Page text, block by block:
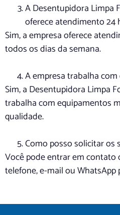
A Desentupidora Limpa
oferece atendimento 24
Sim, a empresa oferece
todos os dias da semana.
A empresa trabalha
Sim, a Desentupidora Limpa
trabalha com equipamentos
qualidade.
Como posso solicitar os
Você pode entrar em contato
telefone, e-mail ou WhatsApp